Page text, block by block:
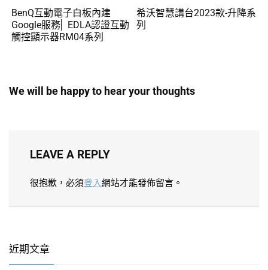
BenQ互動電子白板內建
Google服務⎜ EDLA認證互動
觸控顯示器RM04系列
希沃智慧講台2023款-升降系
列
We will be happy to hear your thoughts
LEAVE A REPLY
很抱歉，必須登入網站才能發佈留言。
近期文章